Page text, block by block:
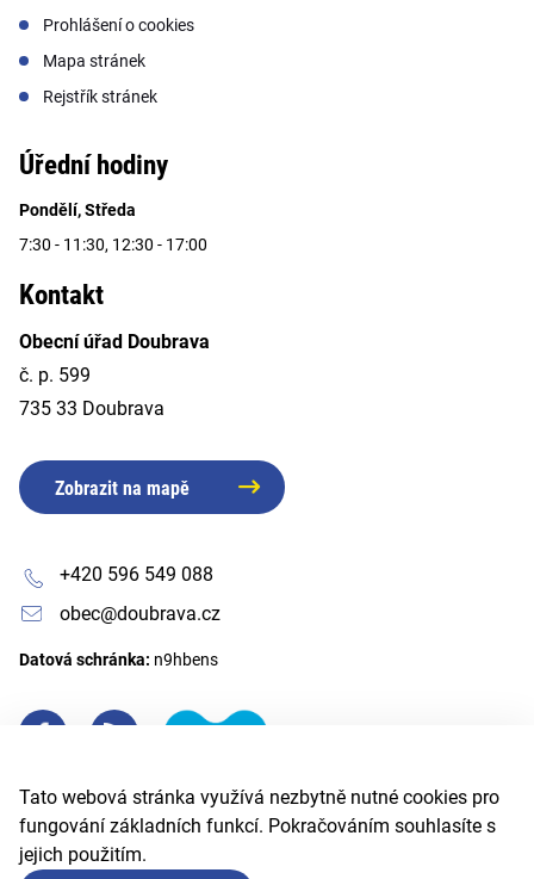
Tato webová stránka využívá nezbytně nutné cookies pro
fungování základních funkcí. Pokračováním souhlasíte s
jejich použitím.
Prohlášení o cookies
Mapa stránek
Rejstřík stránek
Úřední hodiny
Pondělí, Středa
7:30 - 11:30, 12:30 - 17:00
Kontakt
Obecní úřad Doubrava
č. p. 599
735 33 Doubrava
Zobrazit na mapě
+420 596 549 088
obec@doubrava.cz
Datová schránka: n9hbens